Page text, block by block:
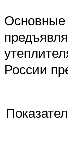
Основные
России